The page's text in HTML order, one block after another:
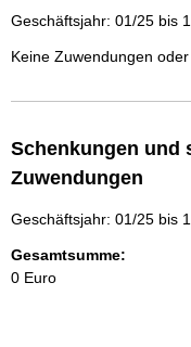
Geschäftsjahr: 01/25 bis
Keine Zuwendungen
Schenkungen und
Zuwendungen
Geschäftsjahr: 01/25 bis
Gesamtsumme:
0 Euro